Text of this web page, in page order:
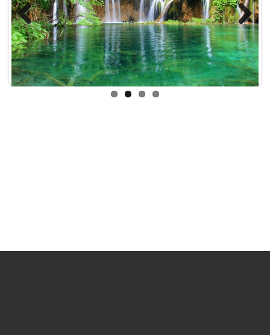
Previous Next